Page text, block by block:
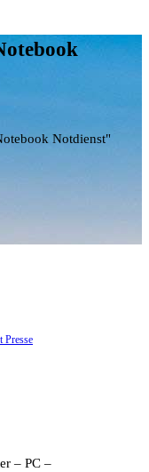
Notdienst"
Presse
– PC –